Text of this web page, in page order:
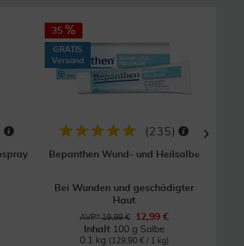
35
GRATIS
Versand
(235)
Bepanthen Wund- und Heilsalbe
Bei Wunden und geschädigter
Haut
AVP* 19,99 €
12,99 €
Inhalt 100 g Salbe
0.1 kg (129,90 € / 1 kg)